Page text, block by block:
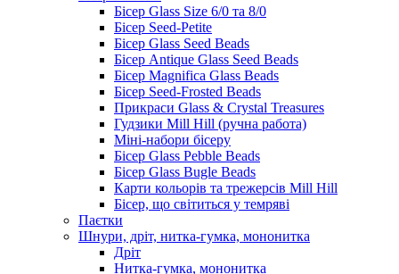
Бісер Glass Size 6/0 та 8/0
Бісер Seed-Petite
Бісер Glass Seed Beads
Бісер Antique Glass Seed Beads
Бісер Magnifica Glass Beads
Бісер Seed-Frosted Beads
Прикраси Glass & Crystal Treasures
Гудзики Mill Hill (ручна работа)
Міні-набори бісеру
Бісер Glass Pebble Beads
Бісер Glass Bugle Beads
Карти кольорів та трежерсів Mill Hill
Бісер, що світиться у темряві
Паєтки
Шнури, дріт, нитка-гумка, мононитка
Дріт
Нитка-гумка, мононитка